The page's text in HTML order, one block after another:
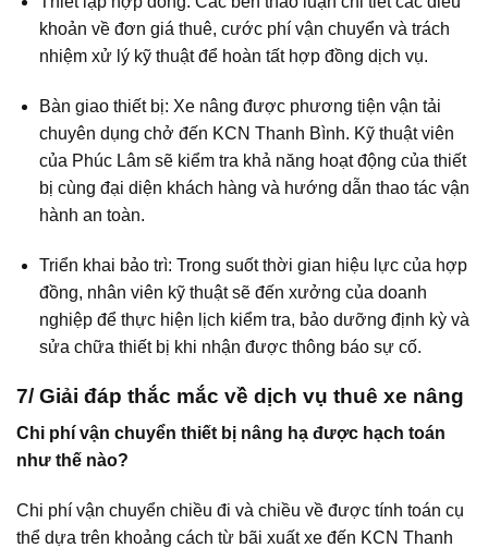
khoản về đơn giá thuê, cước phí vận chuyển và trách
nhiệm xử lý kỹ thuật để hoàn tất hợp đồng dịch vụ.
Bàn giao thiết bị: Xe nâng được phương tiện vận tải
chuyên dụng chở đến KCN Thanh Bình. Kỹ thuật viên
của Phúc Lâm sẽ kiểm tra khả năng hoạt động của thiết
bị cùng đại diện khách hàng và hướng dẫn thao tác vận
hành an toàn.
Triển khai bảo trì: Trong suốt thời gian hiệu lực của hợp
đồng, nhân viên kỹ thuật sẽ đến xưởng của doanh
nghiệp để thực hiện lịch kiểm tra, bảo dưỡng định kỳ và
sửa chữa thiết bị khi nhận được thông báo sự cố.
7/ Giải đáp thắc mắc về dịch vụ thuê xe nâng
Chi phí vận chuyển thiết bị nâng hạ được hạch toán
như thế nào?
Chi phí vận chuyển chiều đi và chiều về được tính toán cụ
thể dựa trên khoảng cách từ bãi xuất xe đến KCN Thanh